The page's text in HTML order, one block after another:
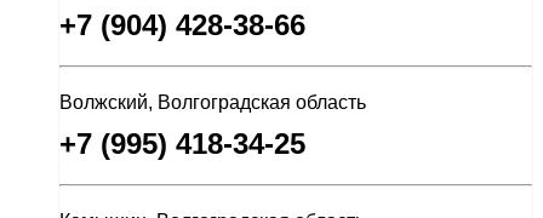
+7 (904) 428-38-66
Волжский, Волгоградская область
+7 (995) 418-34-25